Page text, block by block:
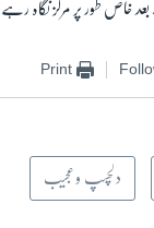
خاص طور پر مرکز نگاہ رہے
Print
دلچسپ و عجیب